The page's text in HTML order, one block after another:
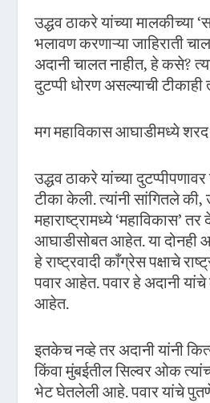
उद्धव ठाकरे यांच्या मालकीच्या
भलावण करणाऱ्या जाहिराती
अदानी चालत नाहीत, हे कसे?
दुटप्पी धोरण असल्याची टीकाही
मग महाविकास आघाडीमध्ये
उद्धव ठाकरे यांच्या
टीका केली. त्यांनी सांगितले की,
महाराष्ट्रामध्ये ‘महाविकास’ तर
आघाडीसोबत आहेत. या दोनही
हे राष्ट्रवादी काँग्रेस पक्षाचे
पवार आहेत. पवार हे अदानी
आहेत.
इतकेच नव्हे तर अदानी यांनी
किंवा मुंबईतील सिल्वर ओक
भेट घेतलेली आहे. पवार यांचे